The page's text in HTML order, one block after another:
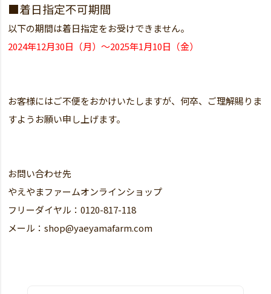
■着日指定不可期間
以下の期間は着日指定をお受けできません。
2024年12月30日（月）～2025年1月10日（金）
お客様にはご不便をおかけいたしますが、何卒、ご理解賜りま
すようお願い申し上げます。
お問い合わせ先
やえやまファームオンラインショップ
フリーダイヤル：0120-817-118
メール：shop@yaeyamafarm.com